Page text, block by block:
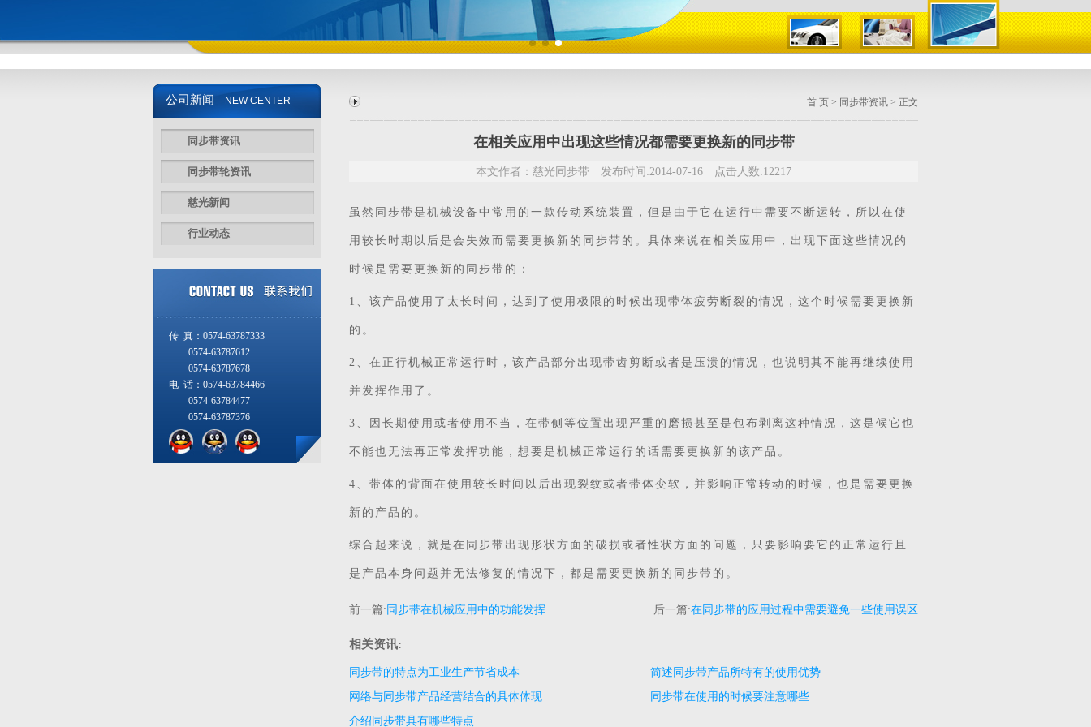
公司新闻 NEW CENTER
同步带资讯
同步带轮资讯
慈光新闻
行业动态
传 真：0574-63787333
0574-63787612
0574-63787678
电 话：0574-63784466
0574-63784477
0574-63787376
首 页 > 同步带资讯 > 正文
在相关应用中出现这些情况都需要更换新的同步带
本文作者：慈光同步带 发布时间:2014-07-16 点击人数:12217
虽然 同步带 是机械设备中常用的一款传动系统装置，但是由于它在运行中需要不断运转，所以在使
用较长时期以后是会失效而需要更换新的同步带的。具体来说在相关应用中，出现下面这些情况的
时候是需要更换新的同步带的：
1、该产品使用了太长时间，达到了使用极限的时候出现带体疲劳断裂的情况，这个时候需要更换新
的。
2、在正行机械正常运行时，该产品部分出现带齿剪断或者是压溃的情况，也说明其不能再继续使用
并发挥作用了。
3、因长期使用或者使用不当，在带侧等位置出现严重的磨损甚至是包布剥离这种情况，这是候它也
不能也无法再正常发挥功能，想要是机械正常运行的话需要更换新的该产品。
4、带体的背面在使用较长时间以后出现裂纹或者带体变软，并影响正常转动的时候，也是需要更换
新的产品的。
综合起来说，就是在同步带出现形状方面的破损或者性状方面的问题，只要影响要它的正常运行且
是产品本身问题并无法修复的情况下，都是需要更换新的同步带的。
前一篇: 同步带在机械应用中的功能发挥 后一篇:在同步带的应用过程中需要避免一些使用误区
相关资讯:
同步带的特点为工业生产节省成本
简述同步带产品所特有的使用优势
网络与同步带产品经营结合的具体体现
同步带在使用的时候要注意哪些
介绍同步带具有哪些特点